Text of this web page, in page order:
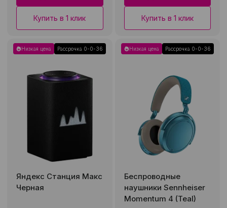
Купить в 1 клик Купить в 1 клик
Низкая цена Рассрочка 0-0-36
Яндекс Станция Макс
Черная
Низкая цена Рассрочка 0-0-36
Беспроводные
наушники Sennheiser
Momentum 4 (Teal)